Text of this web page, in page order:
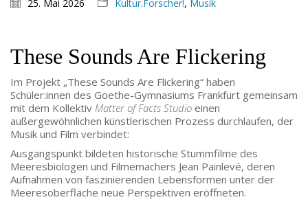
25. Mai 2026 Kultur.Forscher!, Musik
These Sounds Are Flickering
Im Projekt „These Sounds Are Flickering“ haben
Schüler:innen des Goethe-Gymnasiums Frankfurt gemeinsam
mit dem Kollektiv Matter of Facts Studio einen
außergewöhnlichen künstlerischen Prozess durchlaufen, der
Musik und Film verbindet:
Ausgangspunkt bildeten historische Stummfilme des
Meeresbiologen und Filmemachers Jean Painlevé, deren
Aufnahmen von faszinierenden Lebensformen unter der
Meeresoberfläche neue Perspektiven eröffneten.
KONTAKT
Silke Neugebauer, Jonas Lehmann
Mo bis Fr 8:00 – 14:00 Uhr
TEL:069-212 – 369 44
TEL: 069-212 – 335 25
poststelle.goethe-gymnasium@stadt-frankfurt.de
DEPENDANCE